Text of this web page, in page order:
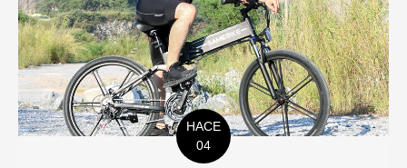
HACE
04